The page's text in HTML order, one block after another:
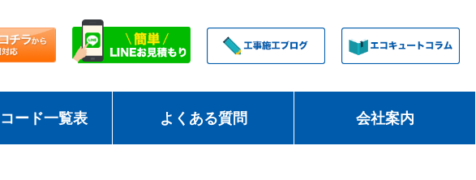
ード一覧表 よくある質問 会社案内